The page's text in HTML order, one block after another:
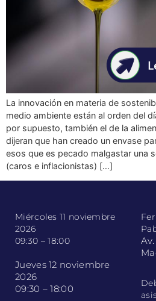
La innovación en materia de
medio ambiente están al orden del
por supuesto, también el de la
dijeran que han creado un envase
esos que es pecado malgastar una
(caros e inflacionistas) […]
Miércoles 11 noviembre
2026
09:30 – 18:00
Jueves 12 noviembre
2026
09:30 – 18:00